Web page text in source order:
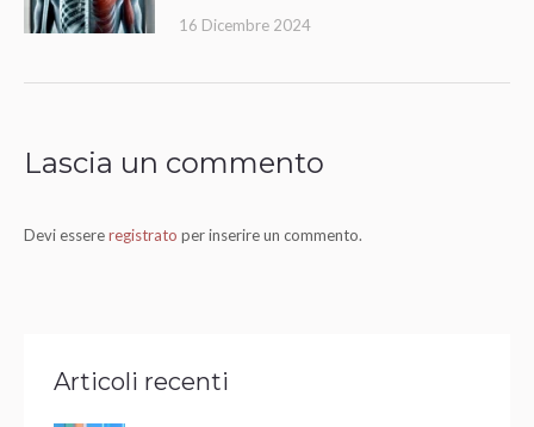
16 Dicembre 2024
Lascia un commento
Devi essereregistrato per inserire un commento.
Articoli recenti